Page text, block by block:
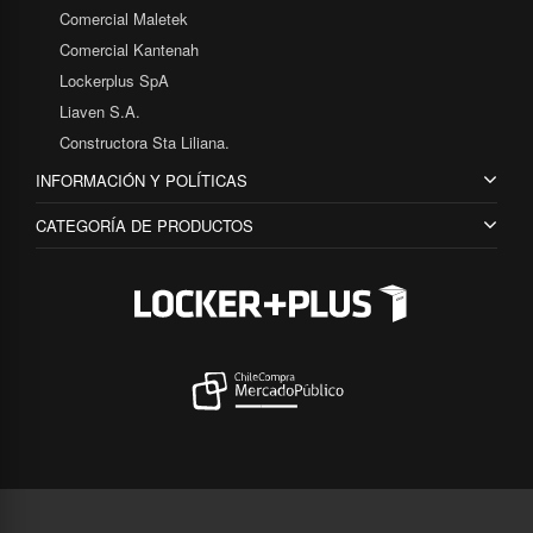
Comercial Maletek
Comercial Kantenah
Lockerplus SpA
Liaven S.A.
Constructora Sta Liliana.
INFORMACIÓN Y POLÍTICAS
CATEGORÍA DE PRODUCTOS